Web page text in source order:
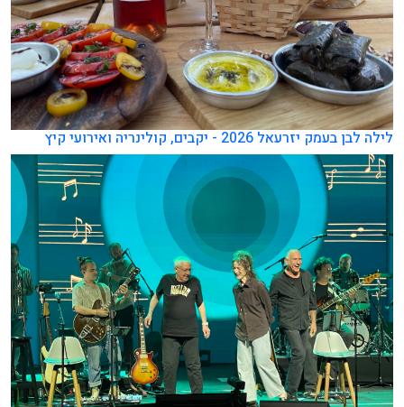
לילה לבן בעמק יזרעאל 2026 - יקבים, קולינריה ואירועי קיץ